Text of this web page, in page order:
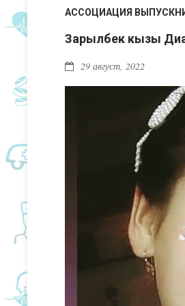
АССОЦИАЦИЯ
Зарылбек кызы
29 август, 2022